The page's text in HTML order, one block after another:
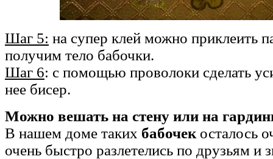
Шаг 5: на супер клей можно приклеить
получим тело бабочки.
Шаг 6: с помощью проволоки сделать
нее бисер.
Можно вешать на стену или на
В нашем доме таких бабочек осталось
очень быстро разлетелись по друзьям и